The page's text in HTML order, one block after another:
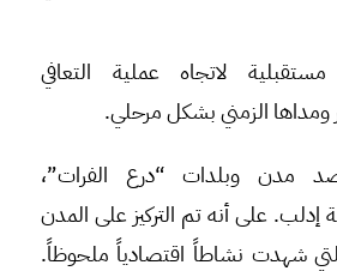
لاتجاه عملية التعافي
ومداها الزمني بشكل مرحلي.
مدن وبلدات “درع الفرات”،
على أنه تم التركيز على المدن
شهدت نشاطاً اقتصادياً ملحوظاً.